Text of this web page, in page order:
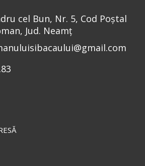
Doxologia în site-ul tău!
cel Bun, Nr. 5, Cod Poștal
Jud. Neamț